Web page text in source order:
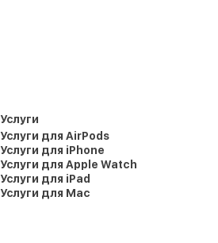
Услуги
Услуги для AirPods
Услуги для iPhone
Услуги для Apple Watch
Услуги для iPad
Услуги для Mac